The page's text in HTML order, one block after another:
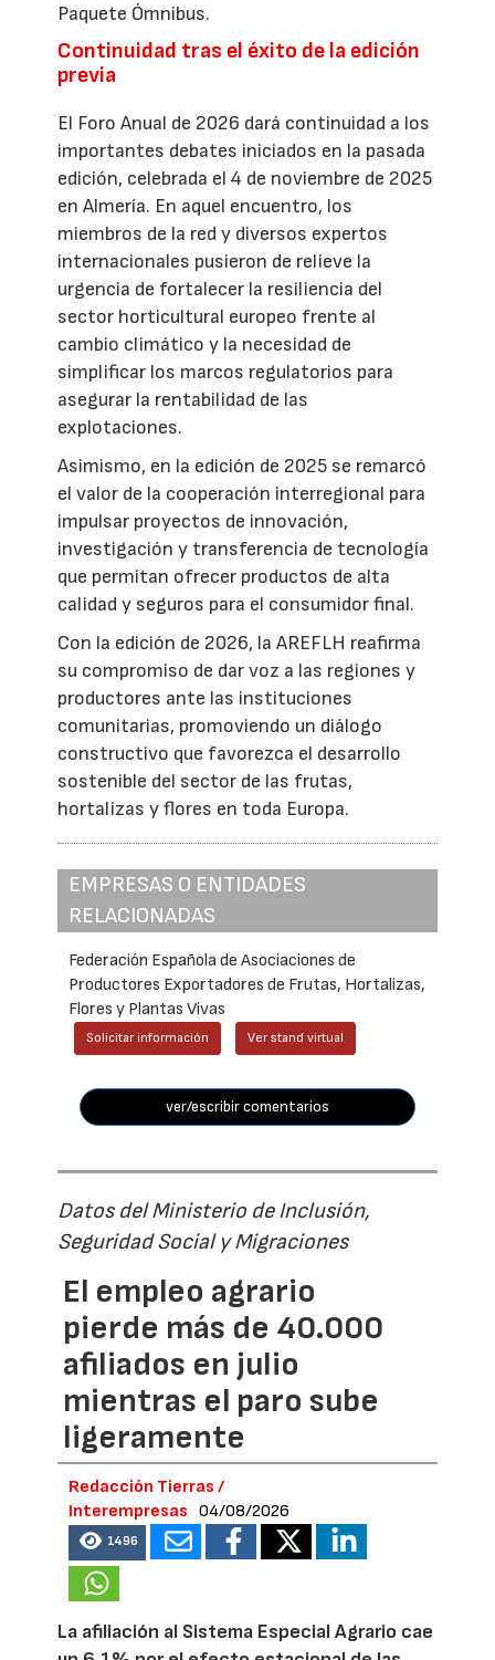
Paquete Ómnibus.
Continuidad tras el éxito de la edición
previa
El Foro Anual de 2026 dará continuidad a los
importantes debates iniciados en la pasada
edición, celebrada el 4 de noviembre de 2025
en Almería. En aquel encuentro, los
miembros de la red y diversos expertos
internacionales pusieron de relieve la
urgencia de fortalecer la resiliencia del
sector horticultural europeo frente al
cambio climático y la necesidad de
simplificar los marcos regulatorios para
asegurar la rentabilidad de las
explotaciones.
Asimismo, en la edición de 2025 se remarcó
el valor de la cooperación interregional para
impulsar proyectos de innovación,
investigación y transferencia de tecnología
que permitan ofrecer productos de alta
calidad y seguros para el consumidor final.
Con la edición de 2026, la AREFLH reafirma
su compromiso de dar voz a las regiones y
productores ante las instituciones
comunitarias, promoviendo un diálogo
constructivo que favorezca el desarrollo
sostenible del sector de las frutas,
hortalizas y flores en toda Europa.
EMPRESAS O ENTIDADES
RELACIONADAS
Federación Española de Asociaciones de
Productores Exportadores de Frutas, Hortalizas,
Flores y Plantas Vivas
Solicitar información Ver stand virtual
ver/escribir comentarios
Datos del Ministerio de Inclusión,
Seguridad Social y Migraciones
El empleo agrario
pierde más de 40.000
afiliados en julio
mientras el paro sube
ligeramente
Redacción Tierras /
Interempresas
04/08/2026
1496
La afiliación al Sistema Especial Agrario cae